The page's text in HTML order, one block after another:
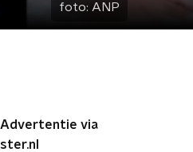
foto: ANP
Advertentie via
ster.nl